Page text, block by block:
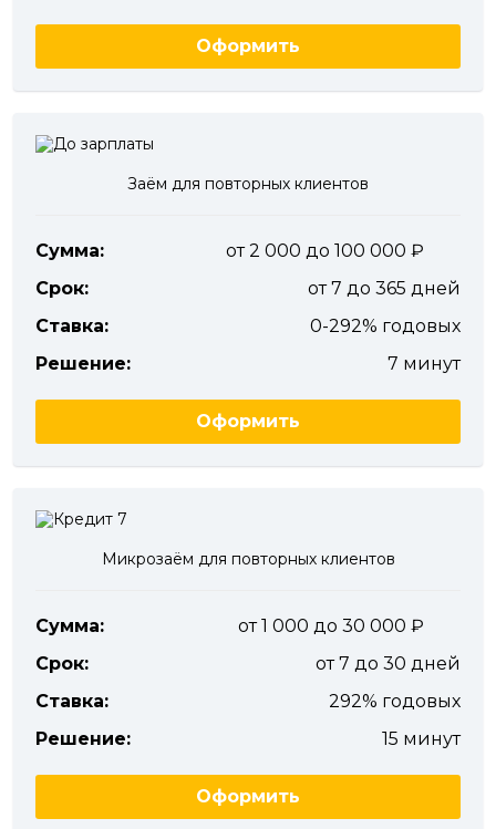
Оформить
Заём для повторных клиентов
Сумма:
от 2 000 до 100 000
Срок:
от 7 до 365 дней
Ставка:
0-292% годовых
Решение:
7 минут
Оформить
Микрозаём для повторных клиентов
Сумма:
от 1 000 до 30 000
Срок:
от 7 до 30 дней
Ставка:
292% годовых
Решение:
15 минут
Оформить